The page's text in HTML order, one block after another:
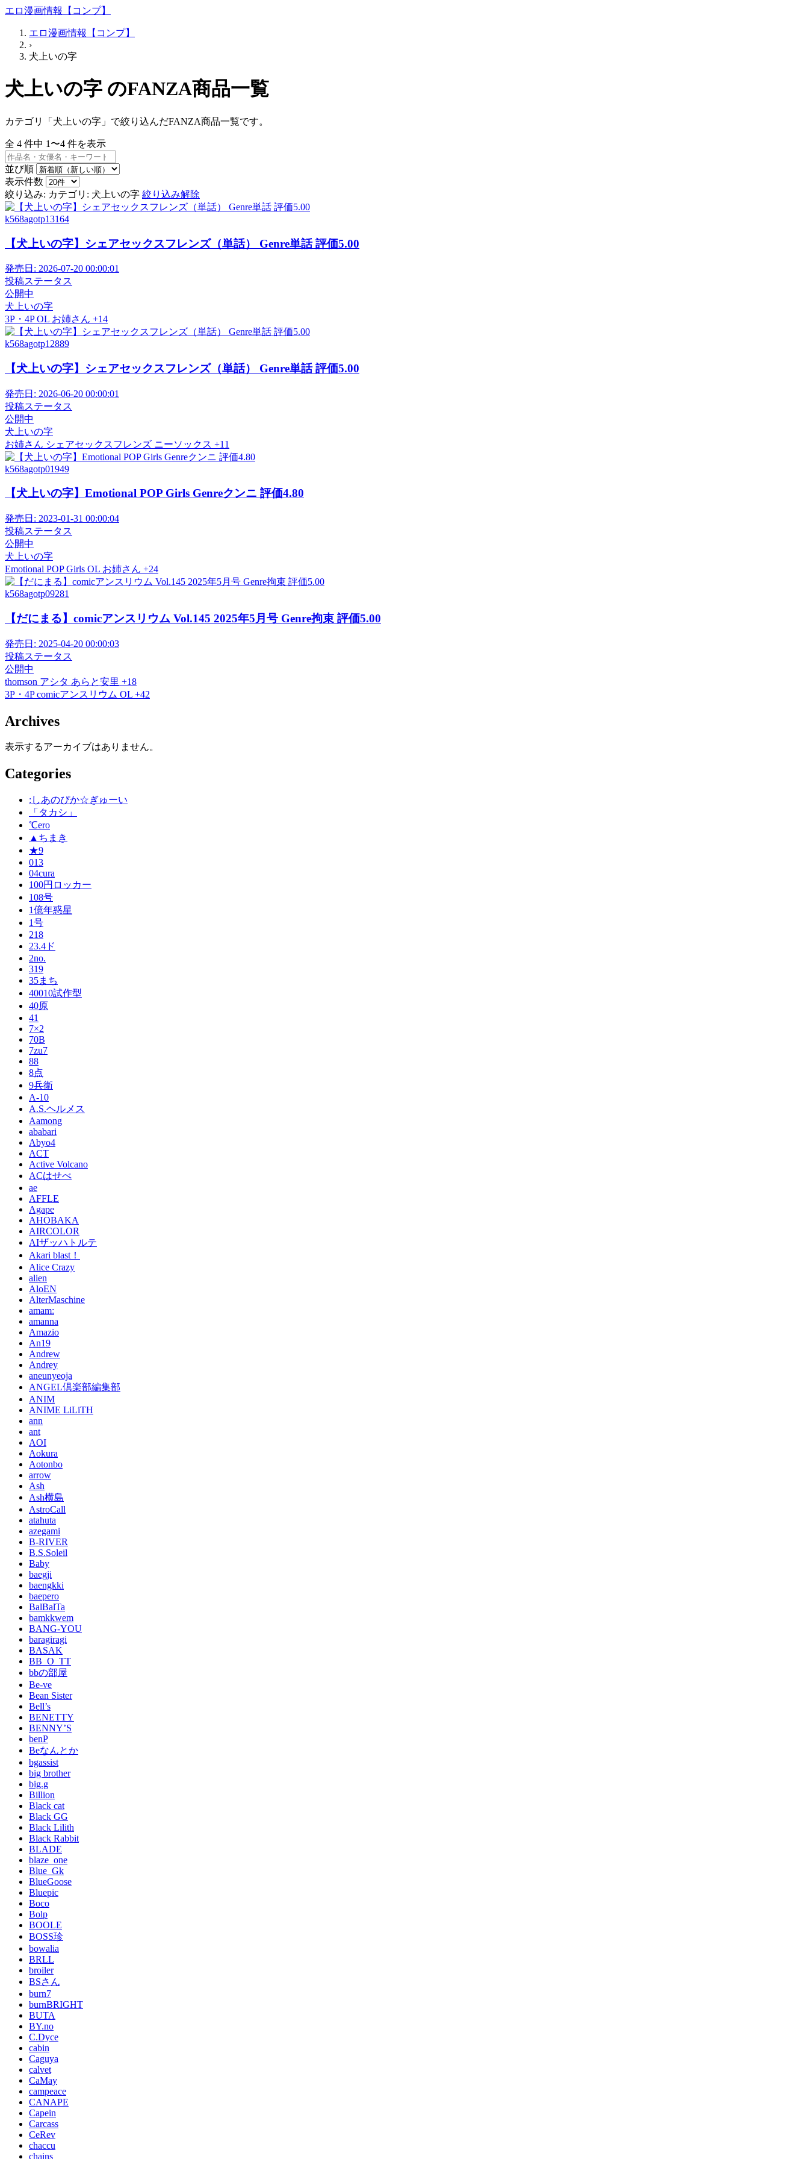
エロ漫画情報【コンプ】
エロ漫画情報【コンプ】
›
犬上いの字
犬上いの字 のFANZA商品一覧
カテゴリ「犬上いの字」で絞り込んだFANZA商品一覧です。
全 4 件中 1〜4 件を表示
並び順
表示件数
絞り込み: カテゴリ: 犬上いの字 絞り込み解除
k568agotp13164
【犬上いの字】シェアセックスフレンズ（単話） Genre単話 評価5.00
発売日: 2026-07-20 00:00:01
投稿ステータス
公開中
犬上いの字
3P・4POL お姉さん +14
k568agotp12889
【犬上いの字】シェアセックスフレンズ（単話） Genre単話 評価5.00
発売日: 2026-06-20 00:00:01
投稿ステータス
公開中
犬上いの字
お姉さん シェアセックスフレンズ ニーソックス +11
k568agotp01949
【犬上いの字】Emotional POP Girls Genreクンニ 評価4.80
発売日: 2023-01-31 00:00:04
投稿ステータス
公開中
犬上いの字
Emotional POP Girls OL お姉さん +24
k568agotp09281
【だにまる】comicアンスリウム Vol.145 2025年5月号 Genre拘束 評価5.00
発売日: 2025-04-20 00:00:03
投稿ステータス
公開中
thomson アシタ あらと安里 +18
3P・4Pcomicアンスリウム OL +42
Archives
表示するアーカイブはありません。
Categories
:しあのぴか☆ぎゅーい
「タカシ」
℃ero
▲ちまき
★9
013
04cura
100円ロッカー
108号
1億年惑星
1号
218
23.4ド
2no.
319
35まち
40010試作型
40原
41
7×2
70B
7zu7
88
8点
9兵衛
A-10
A.S.ヘルメス
Aamong
ababari
Abyo4
ACT
Active Volcano
ACはせべ
ae
AFFLE
Agape
AHOBAKA
AIRCOLOR
AIザッハトルテ
Akari blast！
Alice Crazy
alien
AloEN
AlterMaschine
amam:
amanna
Amazio
An19
Andrew
Andrey
aneunyeoja
ANGEL倶楽部編集部
ANIM
ANIME LiLiTH
ann
ant
AOI
Aokura
Aotonbo
arrow
Ash
Ash横島
AstroCall
atahuta
azegami
B-RIVER
B.S.Soleil
Baby
baegji
baengkki
baepero
BalBalTa
bamkkwem
BANG-YOU
baragiragi
BASAK
BB_O_TT
bbの部屋
Be-ve
Bean Sister
Bell’s
BENETTY
BENNY’S
benP
Beなんとか
bgassist
big brother
big.g
Billion
Black cat
Black GG
Black Lilith
Black Rabbit
BLADE
blaze_one
Blue_Gk
BlueGoose
Bluepic
Boco
Bolp
BOOLE
BOSS珍
bowalia
BRLL
broiler
BSさん
burn7
burnBRIGHT
BUTA
BY.no
C.Dyce
cabin
Caguya
calvet
CaMay
campeace
CANAPE
Capein
Carcass
CeRev
chaccu
chains